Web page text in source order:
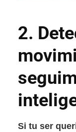
2.
Si tu ser